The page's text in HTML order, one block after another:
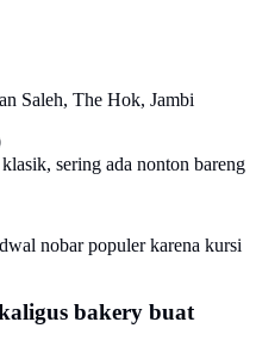
Saleh, The Hok, Jambi
sering ada nonton bareng
nobar populer karena kursi
bakery buat